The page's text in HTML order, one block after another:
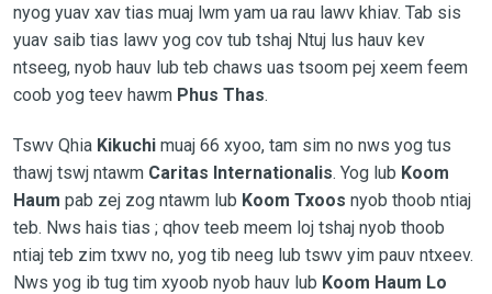
nyog yuav xav tias muaj lwm yam ua rau lawv khiav. Tab sis
yuav saib tias lawv yog cov tub tshaj Ntuj lus hauv kev
ntseeg, nyob hauv lub teb chaws uas tsoom pej xeem feem
coob yog teev hawm Phus Thas.
Tswv Qhia Kikuchimuaj 66 xyoo, tam sim no nws yog tus
thawj tswj ntawm Caritas Internationalis. Yog lub Koom
Haum pab zej zog ntawm lub Koom Txoos nyob thoob ntiaj
teb. Nws hais tias ; qhov teeb meem loj tshaj nyob thoob
ntiaj teb zim txwv no, yog tib neeg lub tswv yim pauv ntxeev.
Nws yog ib tug tim xyoob nyob hauv lub Koom Haum Lo